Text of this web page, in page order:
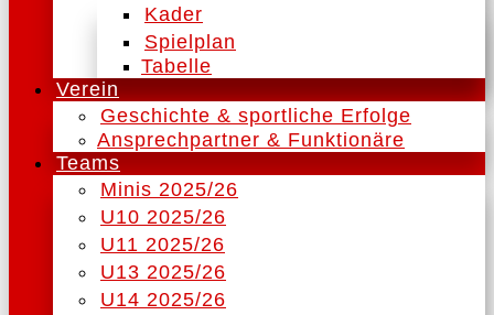
Kader
Spielplan
Tabelle
Verein
Geschichte & sportliche Erfolge
Ansprechpartner & Funktionäre
Teams
Minis 2025/26
U10 2025/26
U11 2025/26
U13 2025/26
U14 2025/26